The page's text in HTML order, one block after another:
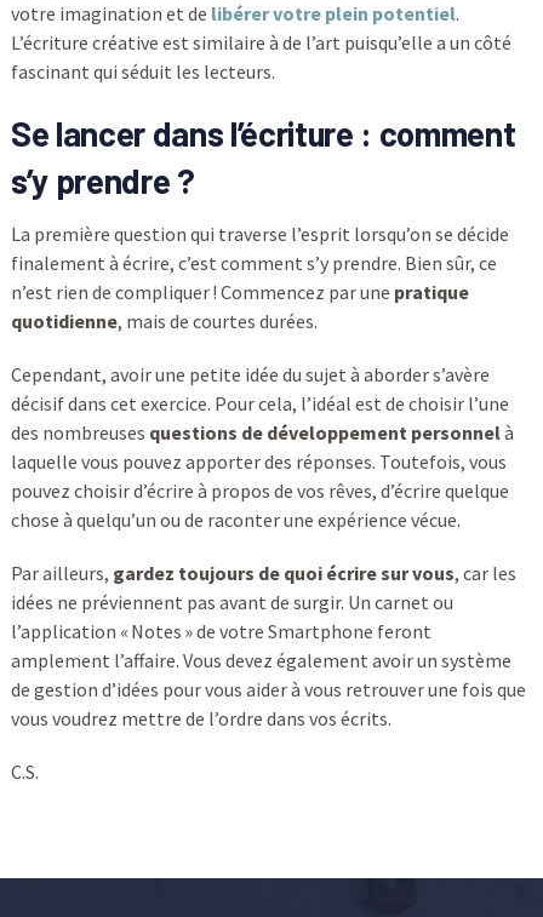
votre imagination et de libérer votre plein potentiel.
L’écriture créative est similaire à de l’art puisqu’elle a un côté
fascinant qui séduit les lecteurs.
Se lancer dans l’écriture : comment
s’y prendre ?
La première question qui traverse l’esprit lorsqu’on se décide
finalement à écrire, c’est comment s’y prendre. Bien sûr, ce
n’est rien de compliquer ! Commencez par une pratique
quotidienne, mais de courtes durées.
Cependant, avoir une petite idée du sujet à aborder s’avère
décisif dans cet exercice. Pour cela, l’idéal est de choisir l’une
des nombreuses questions de développement personnelà
laquelle vous pouvez apporter des réponses. Toutefois, vous
pouvez choisir d’écrire à propos de vos rêves, d’écrire quelque
chose à quelqu’un ou de raconter une expérience vécue.
Par ailleurs, gardez toujours de quoi écrire sur vous, car les
idées ne préviennent pas avant de surgir. Un carnet ou
l’application « Notes » de votre Smartphone feront
amplement l’affaire. Vous devez également avoir un système
de gestion d’idées pour vous aider à vous retrouver une fois que
vous voudrez mettre de l’ordre dans vos écrits.
C.S.